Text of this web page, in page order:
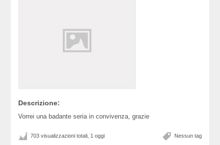
Descrizione:
Vorrei una badante seria in convivenza, grazie
Nessun tag
703 visualizzazioni totali, 1 oggi